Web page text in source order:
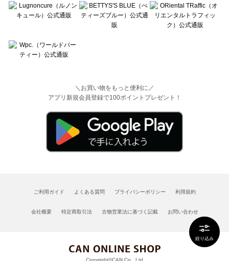
絞り込み
＼お買い物をもっと便利に／
アプリ新規会員登録で100ポイントプレゼント！
ご利用ガイド よくある質問 プライバシーポリシー 利用規約
会社概要 特定商取引法 古物営業法に基づく記載 お問い合わせ
Copyright©CAN Co., Ltd